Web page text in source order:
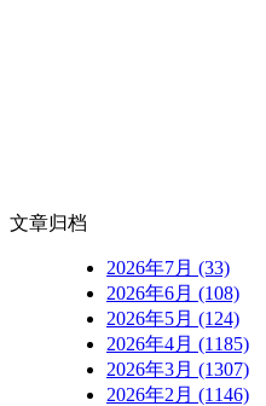
文章归档
2026年7月 (33)
2026年6月 (108)
2026年5月 (124)
2026年4月 (1185)
2026年3月 (1307)
2026年2月 (1146)